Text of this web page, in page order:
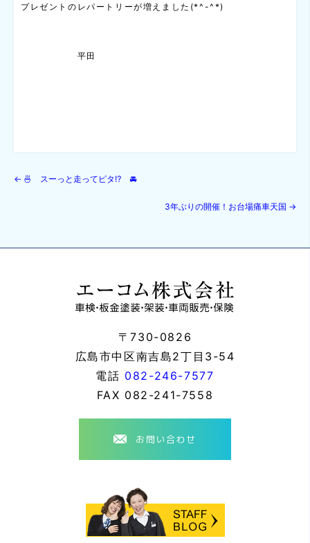
プレゼントのレパートリーが増えました(*^-^*)
平田
← 🍜 スーっと走ってピタ⁉ 🚘
3年ぶりの開催！お台場痛車天国 →
〒730-0826
広島市中区南吉島2丁目3-54
電話 082-246-7577
FAX 082-241-7558
お問い合わせ